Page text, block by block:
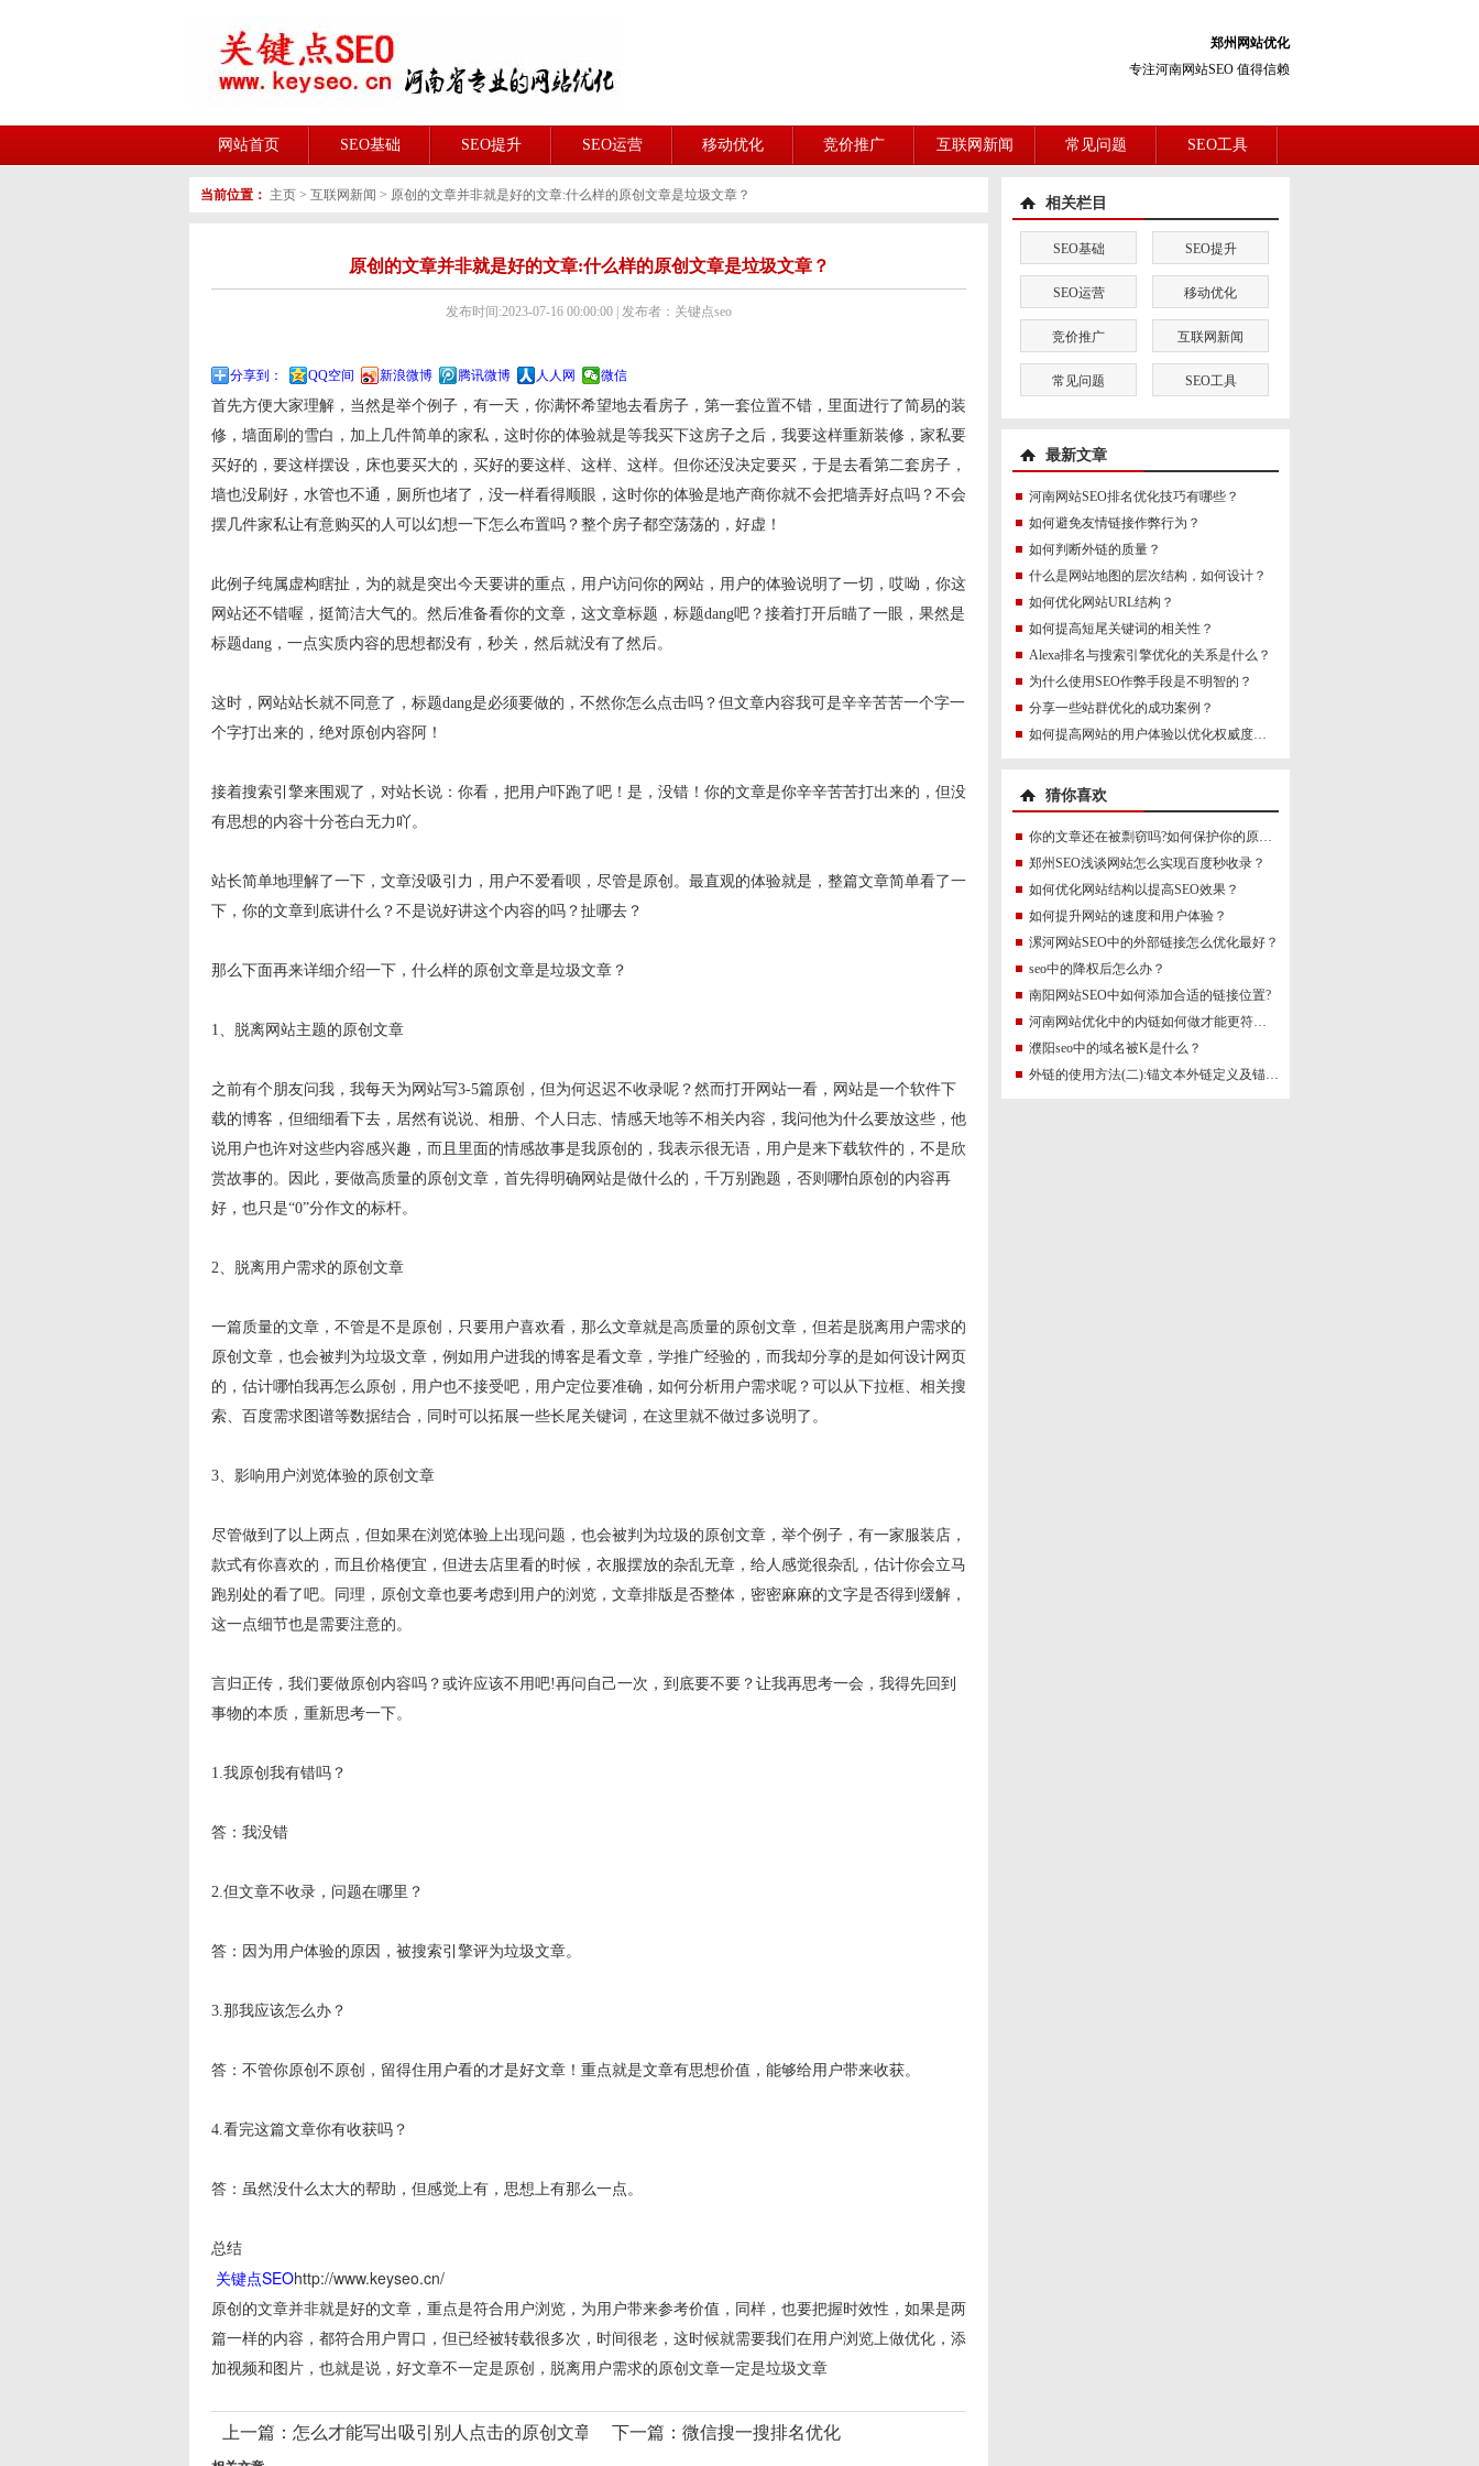
郑州网站优化
专注河南网站SEO 值得信赖
网站首页 SEO基础 SEO提升 SEO运营 移动优化 竞价推广 互联网新闻 常见问题 SEO工具
当前位置： 主页 > 互联网新闻 > 原创的文章并非就是好的文章:什么样的原创文章是垃圾文章？
原创的文章并非就是好的文章:什么样的原创文章是垃圾文章？
发布时间:2023-07-16 00:00:00 | 发布者：关键点seo
分享到： QQ空间 新浪微博 腾讯微博 人人网 微信
首先方便大家理解，当然是举个例子，有一天，你满怀希望地去看房子，第一套位置不错，里面进行了简易的装
修，墙面刷的雪白，加上几件简单的家私，这时你的体验就是等我买下这房子之后，我要这样重新装修，家私要
买好的，要这样摆设，床也要买大的，买好的要这样、这样、这样。但你还没决定要买，于是去看第二套房子，
墙也没刷好，水管也不通，厕所也堵了，没一样看得顺眼，这时你的体验是地产商你就不会把墙弄好点吗？不会
摆几件家私让有意购买的人可以幻想一下怎么布置吗？整个房子都空荡荡的，好虚！
此例子纯属虚构瞎扯，为的就是突出今天要讲的重点，用户访问你的网站，用户的体验说明了一切，哎呦，你这
网站还不错喔，挺简洁大气的。然后准备看你的文章，这文章标题，标题dang吧？接着打开后瞄了一眼，果然是
标题dang，一点实质内容的思想都没有，秒关，然后就没有了然后。
这时，网站站长就不同意了，标题dang是必须要做的，不然你怎么点击吗？但文章内容我可是辛辛苦苦一个字一
个字打出来的，绝对原创内容阿！
接着搜索引擎来围观了，对站长说：你看，把用户吓跑了吧！是，没错！你的文章是你辛辛苦苦打出来的，但没
有思想的内容十分苍白无力吖。
站长简单地理解了一下，文章没吸引力，用户不爱看呗，尽管是原创。最直观的体验就是，整篇文章简单看了一
下，你的文章到底讲什么？不是说好讲这个内容的吗？扯哪去？
那么下面再来详细介绍一下，什么样的原创文章是垃圾文章？
1、脱离网站主题的原创文章
之前有个朋友问我，我每天为网站写3-5篇原创，但为何迟迟不收录呢？然而打开网站一看，网站是一个软件下
载的博客，但细细看下去，居然有说说、相册、个人日志、情感天地等不相关内容，我问他为什么要放这些，他
说用户也许对这些内容感兴趣，而且里面的情感故事是我原创的，我表示很无语，用户是来下载软件的，不是欣
赏故事的。因此，要做高质量的原创文章，首先得明确网站是做什么的，千万别跑题，否则哪怕原创的内容再
好，也只是“0”分作文的标杆。
2、脱离用户需求的原创文章
一篇质量的文章，不管是不是原创，只要用户喜欢看，那么文章就是高质量的原创文章，但若是脱离用户需求的
原创文章，也会被判为垃圾文章，例如用户进我的博客是看文章，学推广经验的，而我却分享的是如何设计网页
的，估计哪怕我再怎么原创，用户也不接受吧，用户定位要准确，如何分析用户需求呢？可以从下拉框、相关搜
索、百度需求图谱等数据结合，同时可以拓展一些长尾关键词，在这里就不做过多说明了。
3、影响用户浏览体验的原创文章
尽管做到了以上两点，但如果在浏览体验上出现问题，也会被判为垃圾的原创文章，举个例子，有一家服装店，
款式有你喜欢的，而且价格便宜，但进去店里看的时候，衣服摆放的杂乱无章，给人感觉很杂乱，估计你会立马
跑别处的看了吧。同理，原创文章也要考虑到用户的浏览，文章排版是否整体，密密麻麻的文字是否得到缓解，
这一点细节也是需要注意的。
言归正传，我们要做原创内容吗？或许应该不用吧!再问自己一次，到底要不要？让我再思考一会，我得先回到
事物的本质，重新思考一下。
1.我原创我有错吗？
答：我没错
2.但文章不收录，问题在哪里？
答：因为用户体验的原因，被搜索引擎评为垃圾文章。
3.那我应该怎么办？
答：不管你原创不原创，留得住用户看的才是好文章！重点就是文章有思想价值，能够给用户带来收获。
4.看完这篇文章你有收获吗？
答：虽然没什么太大的帮助，但感觉上有，思想上有那么一点。
总结
关键点SEOhttp://www.keyseo.cn/
原创的文章并非就是好的文章，重点是符合用户浏览，为用户带来参考价值，同样，也要把握时效性，如果是两
篇一样的内容，都符合用户胃口，但已经被转载很多次，时间很老，这时候就需要我们在用户浏览上做优化，添
加视频和图片，也就是说，好文章不一定是原创，脱离用户需求的原创文章一定是垃圾文章
上一篇： 怎么才能写出吸引别人点击的原创文章? 下一篇： 微信搜一搜排名优化
相关栏目
SEO基础 SEO提升
SEO运营 移动优化
竞价推广 互联网新闻
常见问题 SEO工具
最新文章
河南网站SEO排名优化技巧有哪些？
如何避免友情链接作弊行为？
如何判断外链的质量？
什么是网站地图的层次结构，如何设计？
如何优化网站URL结构？
如何提高短尾关键词的相关性？
Alexa排名与搜索引擎优化的关系是什么？
为什么使用SEO作弊手段是不明智的？
分享一些站群优化的成功案例？
如何提高网站的用户体验以优化权威度讯号？
猜你喜欢
你的文章还在被剽窃吗?如何保护你的原创血泪?
郑州SEO浅谈网站怎么实现百度秒收录？
如何优化网站结构以提高SEO效果？
如何提升网站的速度和用户体验？
漯河网站SEO中的外部链接怎么优化最好？
seo中的降权后怎么办？
南阳网站SEO中如何添加合适的链接位置?
河南网站优化中的内链如何做才能更符合SEO规则？
濮阳seo中的域名被K是什么？
外链的使用方法(二):锚文本外链定义及锚文本外链怎么做？